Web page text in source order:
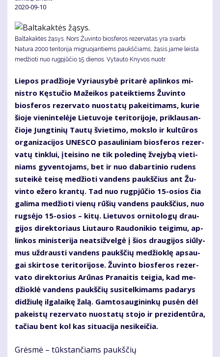
2020-09-10
Baltakaktės žąsys. Nors Žuvinto biosferos rezervatas yra svarbi
Natura 2000 teritorija migruojantiems paukščiams, žąsis jame leista
medžioti nuo rugpjūčio 15 dienos. Vytauto Knyvos nuotr.
Lie­pos pra­džio­je Vy­riau­sy­bė pri­ta­rė ap­lin­kos mi­
nist­ro Kęs­tu­čio Ma­žei­kos pa­teik­tiems Žu­vin­to
bios­fe­ros re­zer­va­to nuo­sta­tų pa­kei­ti­mams, ku­rie
šio­je vie­nin­te­lė­je Lie­tu­vo­je te­ri­to­ri­jo­je, pri­klau­san­
čio­je Jung­ti­nių Tau­tų švie­ti­mo, moks­lo ir kul­tū­ros
or­ga­ni­za­ci­jos UNES­CO pa­sau­li­niam bios­fe­ros re­zer­
va­tų tin­klui, įtei­si­no ne tik po­le­di­nę žve­jy­bą vie­ti­
niams gy­ven­to­jams, bet ir nuo da­bar­ti­nio ru­dens
su­tei­kė tei­sę me­džio­ti van­dens paukš­čius ant Žu­
vin­to eže­ro kran­tų. Tad nuo rug­pjū­čio 15-osios čia
ga­li­ma me­džio­ti vie­nų rū­šių van­dens paukš­čius, nuo
rug­sė­jo 15-osios – ki­tų. Lie­tu­vos or­ni­to­lo­gų drau­
gi­jos di­rek­to­riaus Liu­tau­ro Rau­do­ni­kio tei­gi­mu, ap­
lin­kos mi­nis­te­ri­ja neat­si­žvel­gė į šios drau­gi­jos siū­ly­
mus už­draus­ti van­dens paukš­čių me­džiok­lę ap­sau­
gai skir­to­se te­ri­to­ri­jo­se. Žu­vin­to bios­fe­ros re­zer­
va­to di­rek­to­rius Arū­nas Pra­nai­tis tei­gia, kad me­
džiok­lė van­dens paukš­čių su­si­tel­ki­mams pa­da­rys
di­džiu­lę il­ga­lai­kę ža­lą. Gam­to­sau­gi­nin­kų pu­sėn dėl
pa­keis­tų re­zer­va­to nuo­sta­tų sto­jo ir pre­zi­den­tū­ra,
ta­čiau bent kol kas si­tu­a­ci­ja ne­si­kei­čia.
Grės­mė – tūks­tan­čiams paukš­čių